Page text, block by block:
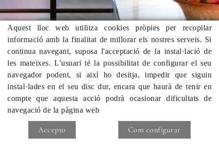
Aquest lloc web utilitza cookies pròpies per recopilar
informació amb la finalitat de millorar els nostres serveis. Si
continua navegant, suposa l'acceptació de la instal·lació de
les mateixes. L'usuari té la possibilitat de configurar el seu
navegador podent, si així ho desitja, impedir que siguin
instal·lades en el seu disc dur, encara que haurà de tenir en
compte que aquesta acció podrà ocasionar dificultats de
navegació de la pàgina web
Accepto Com configurar